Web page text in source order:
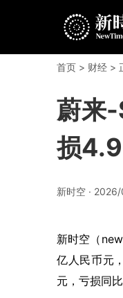
首页 > 财经 >
蔚来
损
新时空 ·
新时空（
亿人民币元
元，亏损同